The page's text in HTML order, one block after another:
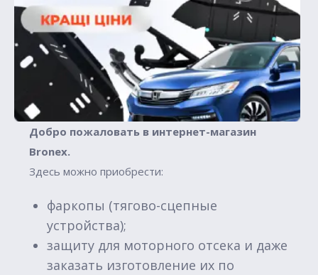
Добро пожаловать в интернет-магазин
Вronex.
Здесь можно приобрести:
фаркопы (тягово-сцепные
устройства);
защиту для моторного отсека и даже
заказать изготовление их по